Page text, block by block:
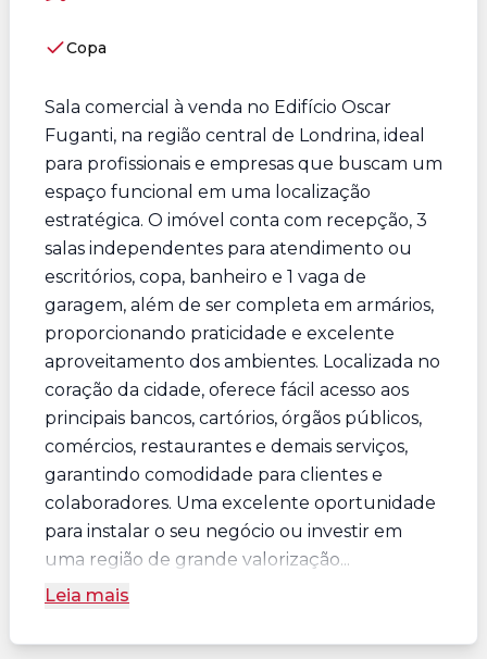
Copa
Sala comercial à venda no Edifício Oscar
Fuganti, na região central de Londrina, ideal
para profissionais e empresas que buscam um
espaço funcional em uma localização
estratégica. O imóvel conta com recepção, 3
salas independentes para atendimento ou
escritórios, copa, banheiro e 1 vaga de
garagem, além de ser completa em armários,
proporcionando praticidade e excelente
aproveitamento dos ambientes. Localizada no
coração da cidade, oferece fácil acesso aos
principais bancos, cartórios, órgãos públicos,
comércios, restaurantes e demais serviços,
garantindo comodidade para clientes e
colaboradores. Uma excelente oportunidade
para instalar o seu negócio ou investir em
uma região de grande valorização...
Leia mais